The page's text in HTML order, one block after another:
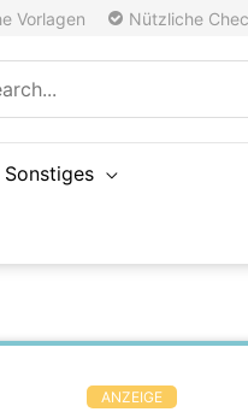
Vorlagen Nützliche
Sonstiges
ANZEIGE